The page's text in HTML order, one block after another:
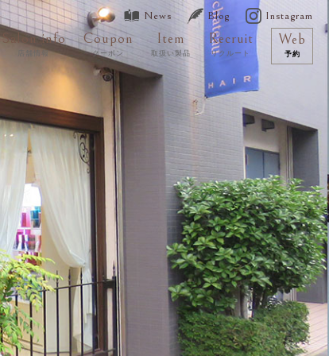
News Blog Instagram
Salon info
店舗情報
Coupon
クーポン
Item
取扱い製品
Recruit
リクルート
Web
予約